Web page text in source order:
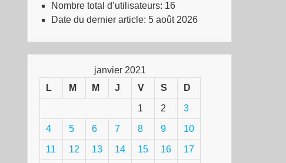
Nombre total d’utilisateurs: 16
Date du dernier article: 5 août 2026
janvier 2021
L
M M J V S D
1 2 3
4 5 6 7 8 9 10
11 12 13 14 15 16 17